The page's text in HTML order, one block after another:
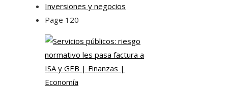
Inversiones y negocios
Page 120